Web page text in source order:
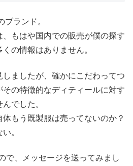
ランド。
もはや国内での販売が僕の探す
の情報はありません。
ましたが、確かにこだわってつ
その特徴的なディティールに対す
でした。
もう既製服は売ってないのか？
。
で、メッセージを送ってみまし